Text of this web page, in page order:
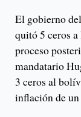
El gobierno
quitó 5 ceros
proceso
mandatario
3 ceros al
inflación de